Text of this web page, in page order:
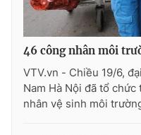
46 công nhân môi
VTV.vn - Chiều 19/6,
Nam Hà Nội đã tổ
nhân vệ sinh môi